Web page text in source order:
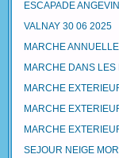
ESCAPADE
VALNAY 30 06 2025
MARCHE
MARCHE DANS
MARCHE
MARCHE
MARCHE
SEJOUR NEIGE